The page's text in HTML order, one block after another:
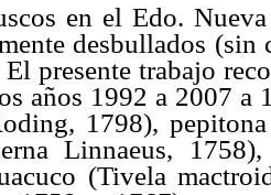
en el Edo.
desbullados (sin
presente trabajo
años 1992 a 2007 a
1798),
Linnaeus,
(Tivela